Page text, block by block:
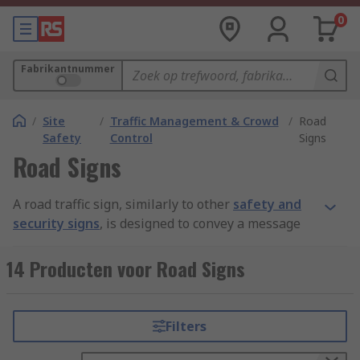
0
Fabrikantnummer
/ Site
Safety
/ Traffic Management & Crowd
Control
/ Road
Signs
Road Signs
A road traffic sign, similarly to other safety and
security signs, is designed to convey a message
constructions works or one way systems.
One of the primary functions of any traffic sign is
to assign right of way to movements of traffic at
14 Producten voor Road Signs
Filters